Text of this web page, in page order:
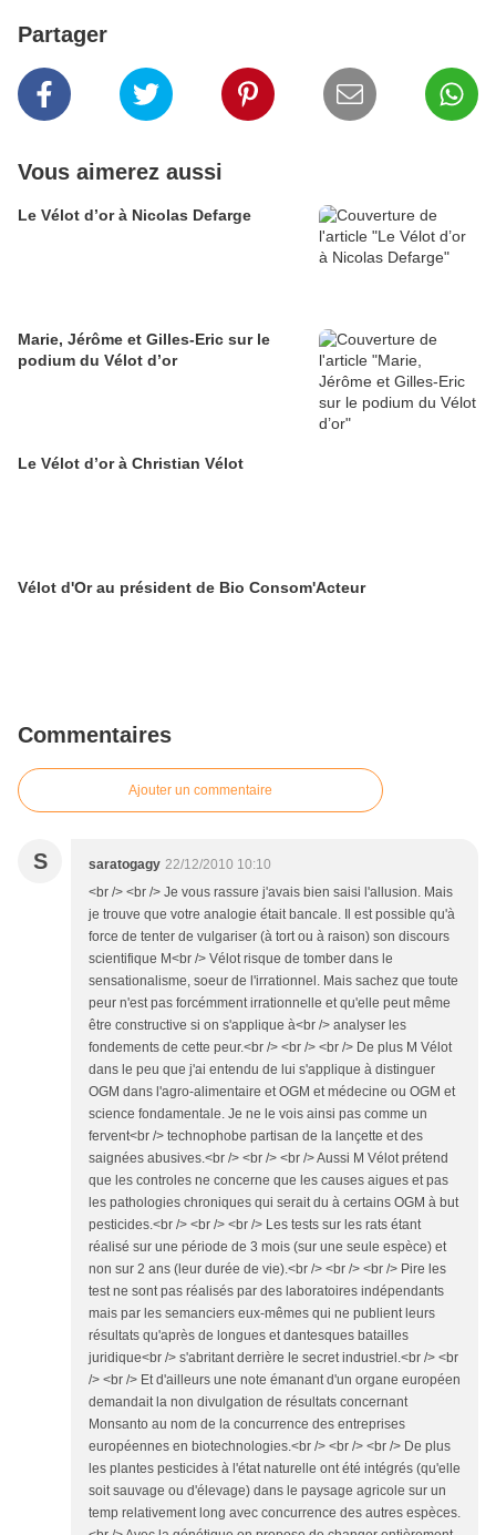
Partager
Vous aimerez aussi
Le Vélot d’or à Nicolas Defarge
Marie, Jérôme et Gilles-Eric sur le
podium du Vélot d’or
Le Vélot d’or à Christian Vélot
Vélot d'Or au président de Bio Consom'Acteur
Commentaires
Ajouter un commentaire
S saratogagy 22/12/2010 10:10
<br /> <br /> Je vous rassure j'avais bien saisi l'allusion. Mais
je trouve que votre analogie était bancale. Il est possible qu'à
force de tenter de vulgariser (à tort ou à raison) son discours
scientifique M<br /> Vélot risque de tomber dans le
sensationalisme, soeur de l'irrationnel. Mais sachez que toute
peur n'est pas forcémment irrationnelle et qu'elle peut même
être constructive si on s'applique à<br /> analyser les
fondements de cette peur.<br /> <br /> <br /> De plus M Vélot
dans le peu que j'ai entendu de lui s'applique à distinguer
OGM dans l'agro-alimentaire et OGM et médecine ou OGM et
science fondamentale. Je ne le vois ainsi pas comme un
fervent<br /> technophobe partisan de la lançette et des
saignées abusives.<br /> <br /> <br /> Aussi M Vélot prétend
que les controles ne concerne que les causes aigues et pas
les pathologies chroniques qui serait du à certains OGM à but
pesticides.<br /> <br /> <br /> Les tests sur les rats étant
réalisé sur une période de 3 mois (sur une seule espèce) et
non sur 2 ans (leur durée de vie).<br /> <br /> <br /> Pire les
test ne sont pas réalisés par des laboratoires indépendants
mais par les semanciers eux-mêmes qui ne publient leurs
résultats qu'après de longues et dantesques batailles
juridique<br /> s'abritant derrière le secret industriel.<br /> <br
/> <br /> Et d'ailleurs une note émanant d'un organe européen
demandait la non divulgation de résultats concernant
Monsanto au nom de la concurrence des entreprises
européennes en biotechnologies.<br /> <br /> <br /> De plus
les plantes pesticides à l'état naturelle ont été intégrés (qu'elle
soit sauvage ou d'élevage) dans le paysage agricole sur un
temp relativement long avec concurrence des autres espèces.